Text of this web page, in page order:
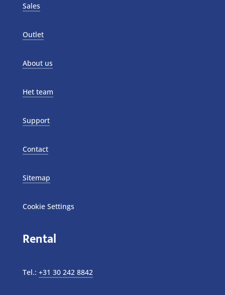
Sales
Outlet
About us
Het team
Support
Contact
Sitemap
Cookie Settings
Rental
Tel.: +31 30 242 8842